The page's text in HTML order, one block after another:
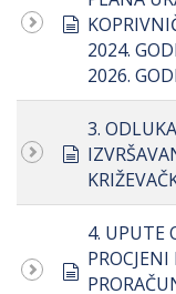
document
2024.
2026.
document
3.
document
4. UPUTE